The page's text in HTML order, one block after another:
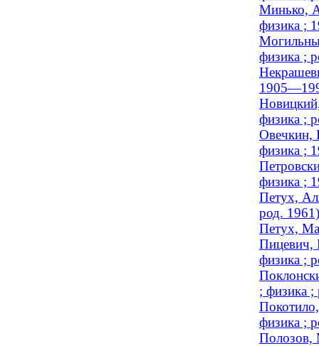
Минько,
физика ;
физика ;
физика ;
Овечкин,
физика ;
физика ;
Петух,
род. 1961)
Петух,
Пицевич,
физика ;
; физика ;
физика ;
Полозов,